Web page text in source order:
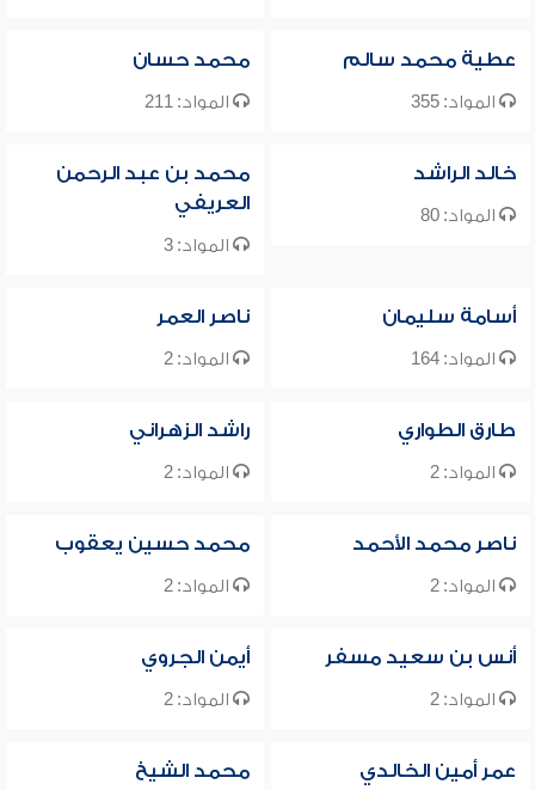
عطية محمد سالم
المواد: 355
محمد حسان
المواد: 211
خالد الراشد
المواد: 80
محمد بن عبد الرحمن
العريفي
المواد: 3
أسامة سليمان
المواد: 164
ناصر العمر
المواد: 2
طارق الطواري
المواد: 2
راشد الزهراني
المواد: 2
ناصر محمد الأحمد
المواد: 2
محمد حسين يعقوب
المواد: 2
أنس بن سعيد مسفر
المواد: 2
أيمن الجروي
المواد: 2
عمر أمين الخالدي محمد الشيخ